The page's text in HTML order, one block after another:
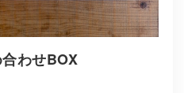
わせBOX